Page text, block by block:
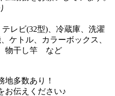
レビ(32型)、冷蔵庫、洗濯
ケトル、カラーボックス、
物干し竿 など
地多数あり！
お伝えください♪